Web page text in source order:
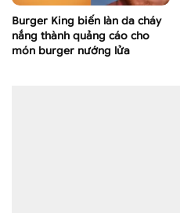
Burger King biến làn da cháy
nắng thành quảng cáo cho
món burger nướng lửa